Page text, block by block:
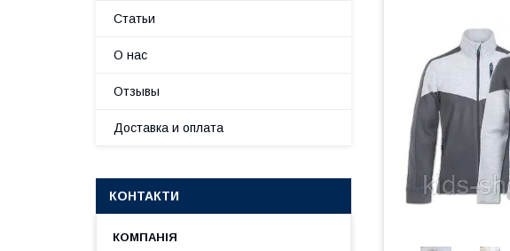
Статьи
О нас
Отзывы
Доставка и оплата
КОНТАКТИ